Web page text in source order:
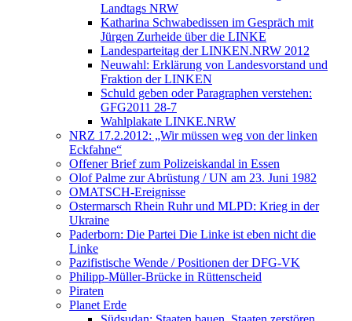
Landtags NRW
Katharina Schwabedissen im Gespräch mit
Jürgen Zurheide über die LINKE
Landesparteitag der LINKEN.NRW 2012
Neuwahl: Erklärung von Landesvorstand und
Fraktion der LINKEN
Schuld geben oder Paragraphen verstehen:
GFG2011 28-7
Wahlplakate LINKE.NRW
NRZ 17.2.2012: „Wir müssen weg von der linken
Eckfahne“
Offener Brief zum Polizeiskandal in Essen
Olof Palme zur Abrüstung / UN am 23. Juni 1982
OMATSCH-Ereignisse
Ostermarsch Rhein Ruhr und MLPD: Krieg in der
Ukraine
Paderborn: Die Partei Die Linke ist eben nicht die
Linke
Pazifistische Wende / Positionen der DFG-VK
Philipp-Müller-Brücke in Rüttenscheid
Piraten
Planet Erde